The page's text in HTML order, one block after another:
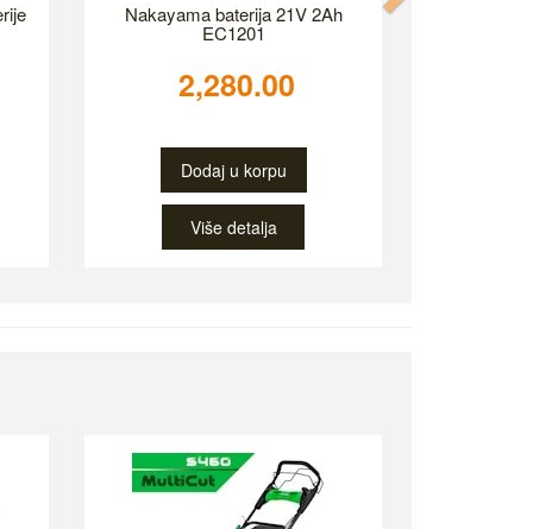
Nakayama baterija 21V 2Ah
EC1201
2,280.00
Dodaj u korpu
Više detalja